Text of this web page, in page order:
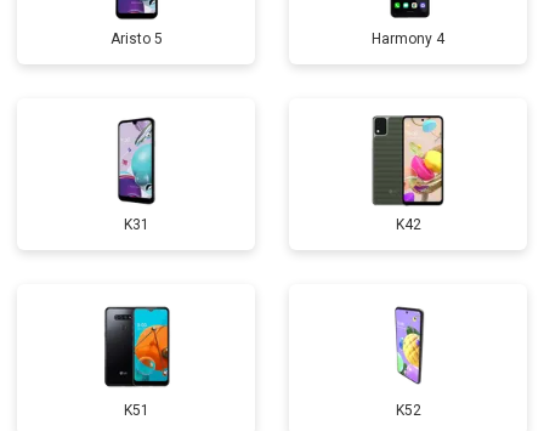
Aristo 5 Harmony 4
K31 K42
K51 K52